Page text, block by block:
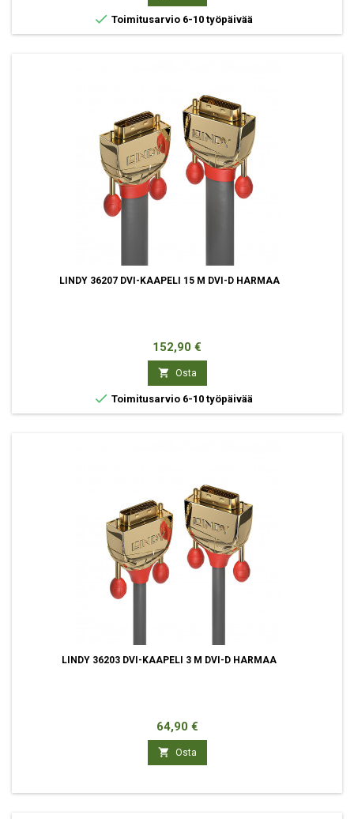
 Toimitusarvio 6-10 työpäivää
LINDY 36207 DVI-KAAPELI 15 M DVI-D HARMAA
Hinta
152,90 €
 Osta
 Toimitusarvio 6-10 työpäivää
LINDY 36203 DVI-KAAPELI 3 M DVI-D HARMAA
Hinta
64,90 €
 Osta